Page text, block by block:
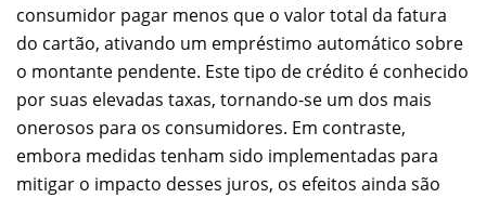
consumidor pagar menos que o valor total da fatura
do cartão, ativando um empréstimo automático sobre
o montante pendente. Este tipo de crédito é conhecido
por suas elevadas taxas, tornando-se um dos mais
onerosos para os consumidores. Em contraste,
embora medidas tenham sido implementadas para
mitigar o impacto desses juros, os efeitos ainda são